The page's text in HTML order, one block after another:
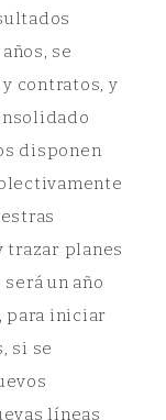
se
contratos, y
disponen
trazar planes
un año
para iniciar
si se
líneas